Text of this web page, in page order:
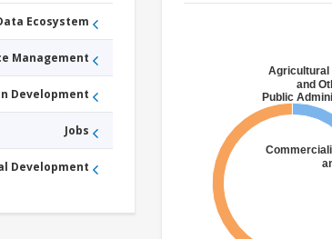
Agricultural
and
Public
Ecosystem
Management
Development
Jobs
Development